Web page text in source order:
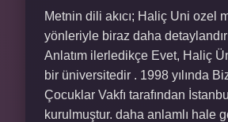
Metnin dili akıcı; Haliç Uni ozel
yönleriyle biraz daha
Anlatım ilerledikçe Evet, Haliç
bir üniversitedir . 1998 yılında
Çocuklar Vakfı tarafından
kurulmuştur. daha anlamlı hale